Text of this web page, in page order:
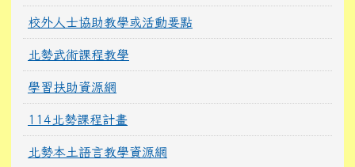
校外人士協助教學或活動要點
北勢武術課程教學
學習扶助資源網
114北勢課程計畫
北勢本土語言教學資源網